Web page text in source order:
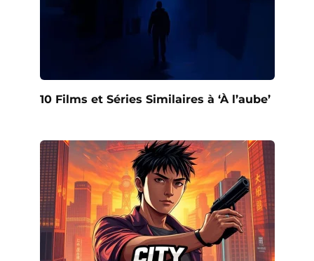
10 Films et Séries Similaires à ‘À l’aube’